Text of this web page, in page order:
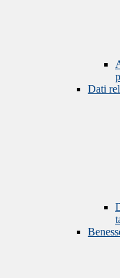
Dati